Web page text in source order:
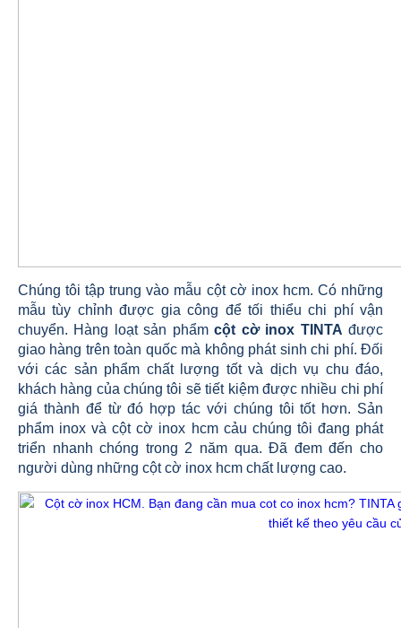
Chúng tôi tập trung vào mẫu cột cờ inox hcm. Có những
mẫu tùy chỉnh được gia công để tối thiểu chi phí vận
chuyển. Hàng loạt sản phẩmcột cờ inox TINTA được
giao hàng trên toàn quốc mà không phát sinh chi phí. Đối
với các sản phẩm chất lượng tốt và dịch vụ chu đáo,
khách hàng của chúng tôi sẽ tiết kiệm được nhiều chi phí
giá thành để từ đó hợp tác với chúng tôi tốt hơn. Sản
phẩm inox và cột cờ inox hcm cảu chúng tôi đang phát
triển nhanh chóng trong 2 năm qua. Đã đem đến cho
người dùng những cột cờ inox hcm chất lượng cao.